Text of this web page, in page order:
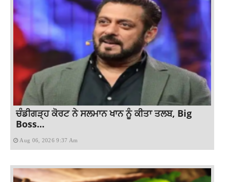
ਚੰਡੀਗੜ੍ਹ ਕੋਰਟ ਨੇ ਸਲਮਾਨ ਖਾਨ ਨੂੰ ਕੀਤਾ ਤਲਬ, Big
Boss...
Aug 06, 2026 9:37 Am